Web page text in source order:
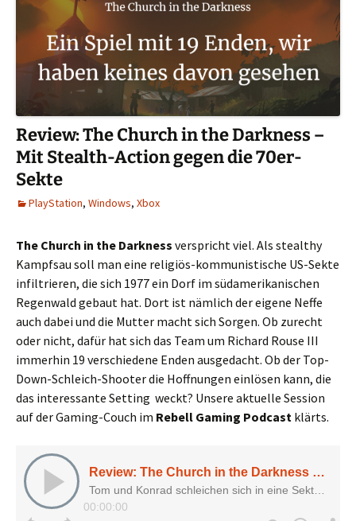
Review: The Church in the Darkness –
Mit Stealth-Action gegen die 70er-
Sekte
PlayStation, Windows, Xbox
The Church in the Darkness verspricht viel. Als stealthy
Kampfsau soll man eine religiös-kommunistische US-Sekte
infiltrieren, die sich 1977 ein Dorf im südamerikanischen
Regenwald gebaut hat. Dort ist nämlich der eigene Neffe
auch dabei und die Mutter macht sich Sorgen. Ob zurecht
oder nicht, dafür hat sich das Team um Richard Rouse III
immerhin 19 verschiedene Enden ausgedacht. Ob der Top-
Down-Schleich-Shooter die Hoffnungen einlösen kann, die
das interessante Setting weckt? Unsere aktuelle Session
auf der Gaming-Couch im Rebell Gaming Podcast klärts.